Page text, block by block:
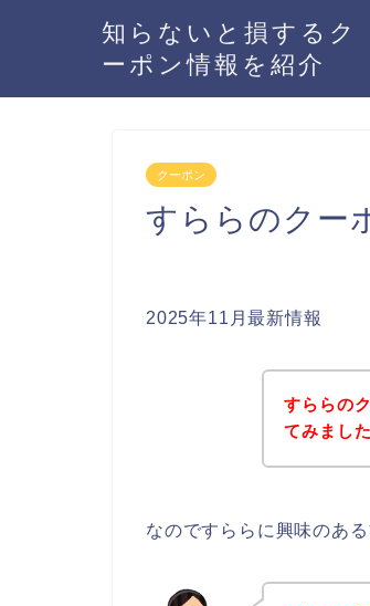
知らないと損するク
ーポン情報を紹介
クーポン
すららのクー
2025年11月最新情報
すららの
てみまし
なのですららに興味のあ